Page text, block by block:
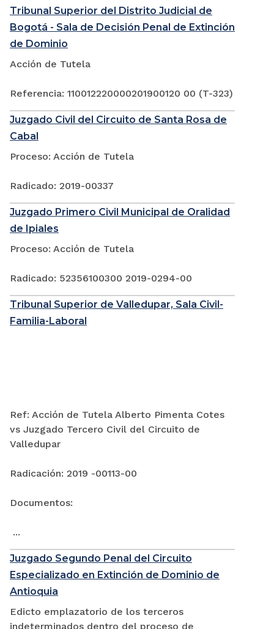
Tribunal Superior del Distrito Judicial de
Bogotá - Sala de Decisión Penal de Extinción
de Dominio
Acción de Tutela
Referencia: 110012220000201900120 00 (T-323)
Juzgado Civil del Circuito de Santa Rosa de
Cabal
Proceso: Acción de Tutela
Radicado: 2019-00337
Juzgado Primero Civil Municipal de Oralidad
de Ipiales
Proceso: Acción de Tutela
Radicado: 52356100300 2019-0294-00
Tribunal Superior de Valledupar, Sala Civil-
Familia-Laboral
Ref: Acción de Tutela Alberto Pimenta Cotes
vs Juzgado Tercero Civil del Circuito de
Valledupar
Radicación: 2019 -00113-00
Documentos:
...
Juzgado Segundo Penal del Circuito
Especializado en Extinción de Dominio de
Antioquia
Edicto emplazatorio de los terceros
indeterminados dentro del proceso de